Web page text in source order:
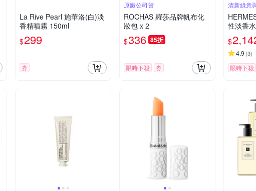
La Rive Pearl 施華洛(白)淡
香精噴霧 150ml
$299
券
原廠公司貨
ROCHAS 羅莎品牌帆布化
妝包 x 2
$336 85折
限時下殺 券
清新綠意
性淡香
版)-W
$
4.9 (3)
限時下殺